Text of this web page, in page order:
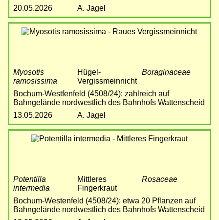
20.05.2026
A. Jagel
Bild
Myosotis
ramosissima
Hügel-
Vergissmeinnicht
Boraginaceae
Bochum-Westfenfeld (4508/24): zahlreich auf
Bahngelände nordwestlich des Bahnhofs Wattenscheid
13.05.2026
A. Jagel
Potentilla
intermedia
Mittleres
Fingerkraut
Rosaceae
Bochum-Westenfeld (4508/24): etwa 20 Pflanzen auf
Bahngelände nordwestlich des Bahnhofs Wattenscheid